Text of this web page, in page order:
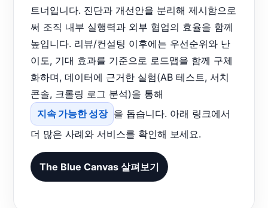
트너입니다. 진단과 개선안을 분리해 제시함으로
써 조직 내부 실행력과 외부 협업의 효율을 함께
높입니다. 리뷰/컨설팅 이후에는 우선순위와 난
이도, 기대 효과를 기준으로 로드맵을 함께 구체
화하며, 데이터에 근거한 실험(AB 테스트, 서치
콘솔, 크롤링 로그 분석)을 통해
지속 가능한 성장 을 돕습니다. 아래 링크에서
더 많은 사례와 서비스를 확인해 보세요.
The Blue Canvas 살펴보기